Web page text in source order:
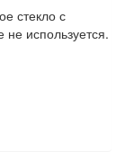
стекло с
не используется.